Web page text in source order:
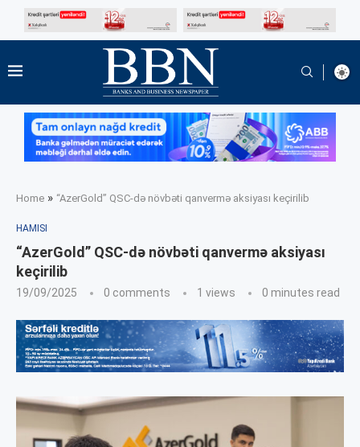
Home » “AzerGold” QSC-də növbəti qanvermə aksiyası keçirilib
HAMISI
“AzerGold” QSC-də növbəti qanvermə aksiyası
keçirilib
19/09/2025 0 comments 1 views 0 minutes read